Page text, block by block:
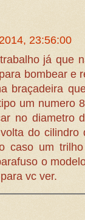
23:56:00
já que
bombear e
braçadeira
um numero
no diametro
do cilindro
caso um
o
vc ver.